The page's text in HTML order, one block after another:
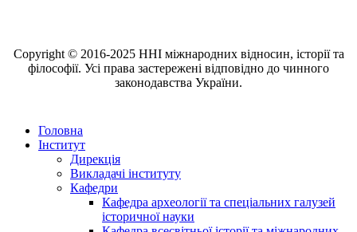
Copyright © 2016-2025 ННІ міжнародних відносин, історії та
філософії. Усі права застережені відповідно до чинного
законодавства України.
Головна
Інститут
Дирекція
Викладачі інституту
Кафедри
Кафедра археології та спеціальних галузей
історичної науки